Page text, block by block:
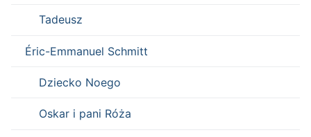
Tadeusz
Éric-Emmanuel Schmitt
Dziecko Noego
Oskar i pani Róża